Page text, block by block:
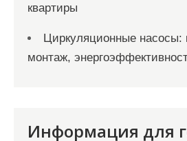
квартиры
Циркуляционные насосы:
монтаж,
Информация для